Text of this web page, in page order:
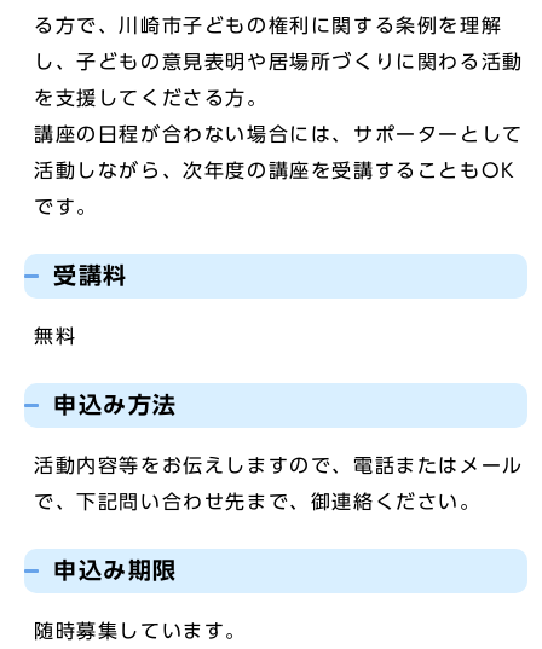
る方で、川崎市子どもの権利に関する条例を理解
し、子どもの意見表明や居場所づくりに関わる活動
を支援してくださる方。
講座の日程が合わない場合には、サポーターとして
活動しながら、次年度の講座を受講することもOK
です。
受講料
無料
申込み方法
活動内容等をお伝えしますので、電話またはメール
で、下記問い合わせ先まで、御連絡ください。
申込み期限
随時募集しています。